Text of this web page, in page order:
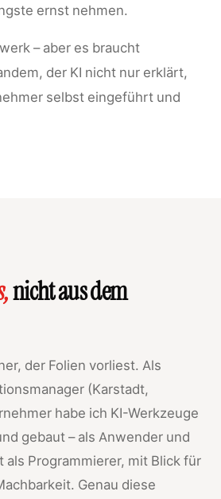
ernst nehmen.
– aber es braucht
der KI nicht nur erklärt,
selbst eingeführt und
nicht aus dem
der Folien vorliest. Als
(Karstadt,
habe ich KI-Werkzeuge
gebaut – als Anwender und
als Programmierer, mit Blick für
Genau diese